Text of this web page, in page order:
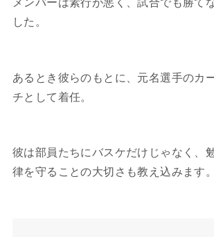
メンバーは素行が悪く、試合でも勝て
した。
あるとき彼らのもとに、元名選手のカ
チとして着任。
彼は部員たちにバスケだけじゃなく、
律を守ることの大切さも教え込みます。